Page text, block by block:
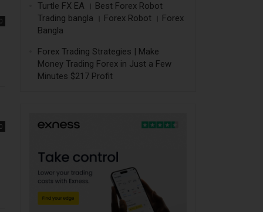
Turtle FX EA । Best Forex Robot
Trading bangla । Forex Robot । Forex
Bangla
Forex Trading Strategies | Make
Money Trading Forex in Just a Few
Minutes $217 Profit